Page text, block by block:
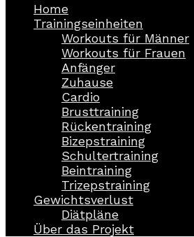
Home
Trainingseinheiten
Workouts für Männer
Workouts für Frauen
Anfänger
Zuhause
Cardio
Brusttraining
Rückentraining
Bizepstraining
Schultertraining
Beintraining
Trizepstraining
Gewichtsverlust
Diätpläne
Über das Projekt